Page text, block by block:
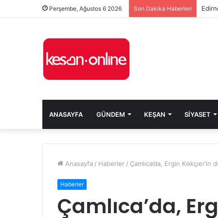
Perşembe, Ağustos 6 2026 Son Dakika Haberleri
ANASAYFA GÜNDEM KEŞAN SIYASET
Anasayfa / Haberler / Çamlıca’da, Ergin
Haberler
Çamlıca’da,